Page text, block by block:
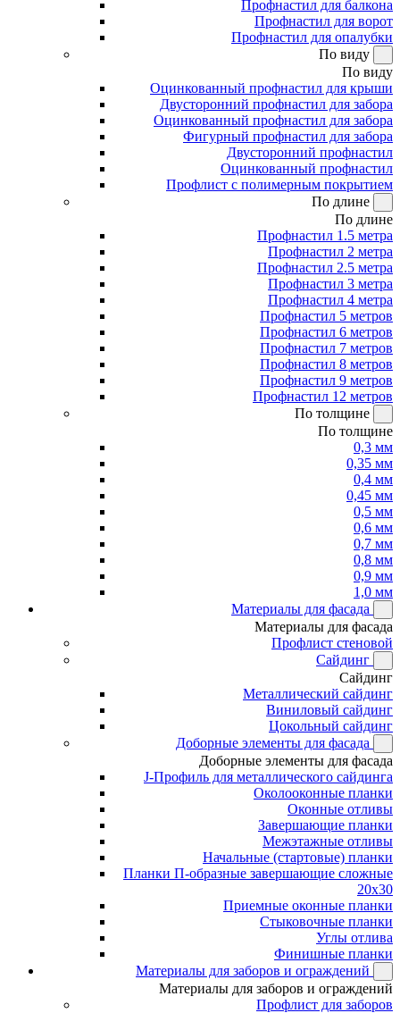
Профнастил для балкона
Профнастил для ворот
Профнастил для опалубки
По виду
По виду
Оцинкованный профнастил для крыши
Двусторонний профнастил для забора
Оцинкованный профнастил для забора
Фигурный профнастил для забора
Двусторонний профнастил
Оцинкованный профнастил
Профлист с полимерным покрытием
По длине
По длине
Профнастил 1.5 метра
Профнастил 2 метра
Профнастил 2.5 метра
Профнастил 3 метра
Профнастил 4 метра
Профнастил 5 метров
Профнастил 6 метров
Профнастил 7 метров
Профнастил 8 метров
Профнастил 9 метров
Профнастил 12 метров
По толщине
По толщине
0,3 мм
0,35 мм
0,4 мм
0,45 мм
0,5 мм
0,6 мм
0,7 мм
0,8 мм
0,9 мм
1,0 мм
Материалы для фасада
Материалы для фасада
Профлист стеновой
Сайдинг
Сайдинг
Металлический сайдинг
Виниловый сайдинг
Цокольный сайдинг
Доборные элементы для фасада
Доборные элементы для фасада
J-Профиль для металлического сайдинга
Околооконные планки
Оконные отливы
Завершающие планки
Межэтажные отливы
Начальные (стартовые) планки
Планки П-образные завершающие сложные
20x30
Приемные оконные планки
Стыковочные планки
Углы отлива
Финишные планки
Материалы для заборов и ограждений
Материалы для заборов и ограждений
Профлист для заборов